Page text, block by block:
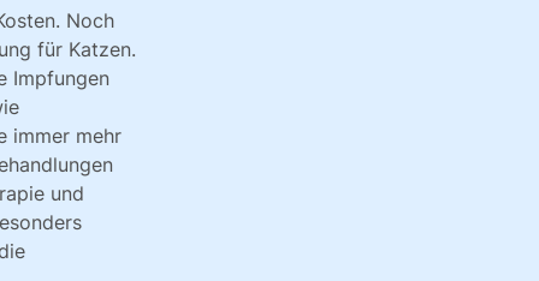
Noch
für Katzen.
Impfungen
immer mehr
und